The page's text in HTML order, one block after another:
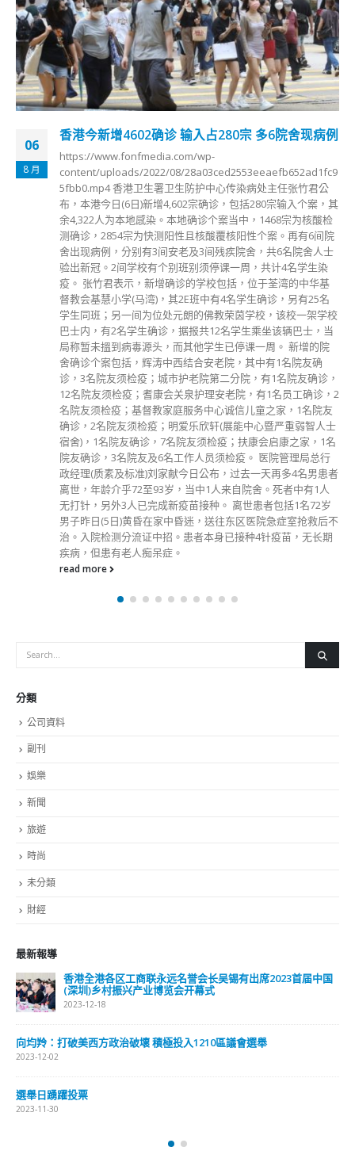
06
8 月
香港今新增4602确诊 输入占280宗 多6院舍现病例
https://www.fonfmedia.com/wp-
content/uploads/2022/08/28a03ced2553eeaefb652ad1fc9
5fbb0.mp4 香港卫生署卫生防护中心传染病处主任张竹君公
布，本港今日(6日)新增4,602宗确诊，包括280宗输入个案，其
余4,322人为本地感染。本地确诊个案当中，1468宗为核酸检
测确诊，2854宗为快测阳性且核酸覆核阳性个案。再有6间院
舍出现病例，分别有3间安老及3间残疾院舍，共6名院舍人士
验出新冠。2间学校有个别班别须停课一周，共计4名学生染
疫。 张竹君表示，新增确诊的学校包括，位于荃湾的中华基
督教会基慧小学(马湾)，其2E班中有4名学生确诊，另有25名
学生同班；另一间为位处元朗的佛教荣茵学校，该校一架学校
巴士内，有2名学生确诊，据报共12名学生乘坐该辆巴士，当
局称暂未搵到病毒源头，而其他学生已停课一周。 新增的院
舍确诊个案包括，辉涛中西结合安老院，其中有1名院友确
诊，3名院友须检疫；城市护老院第二分院，有1名院友确诊，
12名院友须检疫；耆康会关泉护理安老院，有1名员工确诊，2
名院友须检疫；基督教家庭服务中心诚信儿童之家，1名院友
确诊，2名院友须检疫；明爱乐欣轩(展能中心暨严重弱智人士
宿舍)，1名院友确诊，7名院友须检疫；扶康会启康之家，1名
院友确诊，3名院友及6名工作人员须检疫。 医院管理局总行
政经理(质素及标准)刘家献今日公布，过去一天再多4名男患者
离世，年龄介乎72至93岁，当中1人来自院舍。死者中有1人
无打针，另外3人已完成新疫苗接种。 离世患者包括1名72岁
男子昨日(5日)黄昏在家中昏迷，送往东区医院急症室抢救后不
治。入院检测分流证中招。患者本身已接种4针疫苗，无长期
疾病，但患有老人痴呆症。
read more
分類
公司資料
副刊
娛樂
新聞
旅遊
時尚
未分類
財經
最新報導
香港全港各区工商联永远名誉会长吴锡有出席2023首届中国
(深圳)乡村振兴产业博览会开幕式
2023-12-18
向均羚：打破美西方政治破壞 積極投入1210區議會選舉
2023-12-02
選舉日踴躍投票
2023-11-30